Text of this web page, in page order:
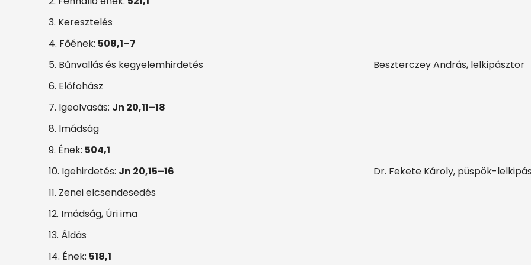
3. Keresztelés
4. Főének: 508,1–7
5. Bűnvallás és kegyelemhirdetés
Beszterczey András, lelkipásztor
6. Előfohász
7. Igeolvasás: Jn 20,11–18
8. Imádság
9. Ének: 504,1
10. Igehirdetés: Jn 20,15–16
Dr. Fekete Károly, püspök-
11. Zenei elcsendesedés
12. Imádság, Úri ima
13. Áldás
14. Ének: 518,1